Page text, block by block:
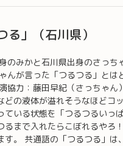
」（石川県）
のみかと石川県出身のさっち
んが言った「つるつる」とは
協力：藤田早紀（さっちゃ
どの液体が溢れそうなほどコ
いる状態を「つるつるいっぱ
るまで入れたらこぼれるやろ
す。 共通語の「つるつる」は